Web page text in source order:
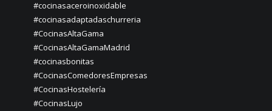
#cocinasaceroinoxidable
#cocinasadaptadaschurreria
#CocinasAltaGama
#CocinasAltaGamaMadrid
#cocinasbonitas
#CocinasComedoresEmpresas
#CocinasHostelería
#CocinasLujo